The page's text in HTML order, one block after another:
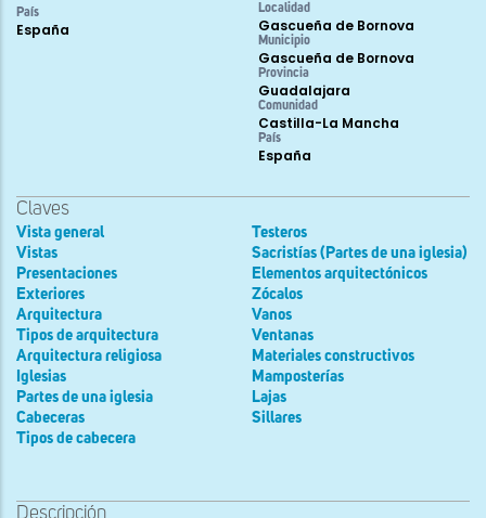
País
España
Localidad
Gascueña de Bornova
Municipio
Gascueña de Bornova
Provincia
Guadalajara
Comunidad
Castilla-La Mancha
País
España
Claves
Vista general
Vistas
Presentaciones
Exteriores
Arquitectura
Tipos de arquitectura
Arquitectura religiosa
Iglesias
Partes de una iglesia
Cabeceras
Tipos de cabecera
Testeros
Sacristías (Partes de una iglesia)
Elementos arquitectónicos
Zócalos
Vanos
Ventanas
Materiales constructivos
Mamposterías
Lajas
Sillares
Descripción